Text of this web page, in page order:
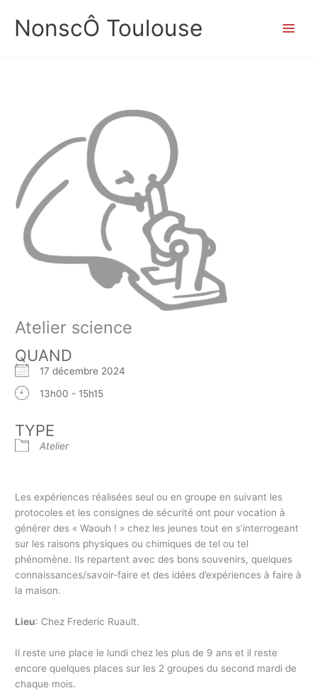
contenu
NonscÔ Toulouse
Atelier science
QUAND
17 décembre 2024
13h00 - 15h15
TYPE
Atelier
Les expériences réalisées seul ou en groupe en suivant les
protocoles et les consignes de sécurité ont pour vocation à
générer des « Waouh ! » chez les jeunes tout en s’interrogeant
sur les raisons physiques ou chimiques de tel ou tel
phénomène. Ils repartent avec des bons souvenirs, quelques
connaissances/savoir-faire et des idées d’expériences à faire à
la maison.
Lieu: Chez Frederic Ruault.
Il reste une place le lundi chez les plus de 9 ans et il reste
encore quelques places sur les 2 groupes du second mardi de
chaque mois.